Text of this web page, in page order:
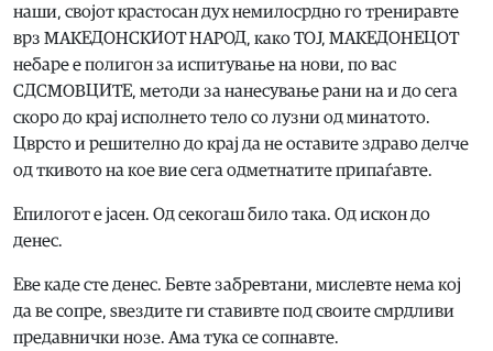
наши, својот крастосан дух немилосрдно го трениравте
врз МАКЕДОНСКИОТ НАРОД, како ТОЈ, МАКЕДОНЕЦОТ
небаре е полигон за испитување на нови, по вас
СДСМОВЦИТЕ, методи за нанесување рани на и до сега
скоро до крај исполнето тело со лузни од минатото.
Цврсто и решително до крај да не оставите здраво делче
од ткивото на кое вие сега одметнатите припаѓавте.
Епилогот е јасен. Од секогаш било така. Од искон до
денес.
Еве каде сте денес. Бевте забревтани, мислевте нема кој
да ве сопре, ѕвездите ги ставивте под своите смрдливи
предавнички нозе. Ама тука се сопнавте.